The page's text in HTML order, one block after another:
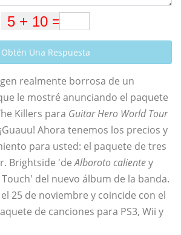
Obtén Una Respuesta
realmente borrosa de un
le mostré anunciando el paquete
Killers para Guitar Hero World Tour
Ahora tenemos los precios y
para usted: el paquete de tres
Brightside 'deAlboroto calientey
del nuevo álbum de la banda.
25 de noviembre y coincide con el
de canciones para PS3, Wii y